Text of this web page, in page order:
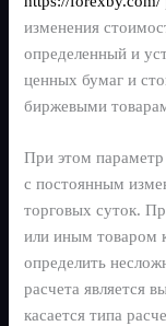
изменения
определенный и
ценных бумаг и
биржевыми
При этом параметр
с постоянным
торговых суток.
или иным товаром
определить
расчета является
касается типа